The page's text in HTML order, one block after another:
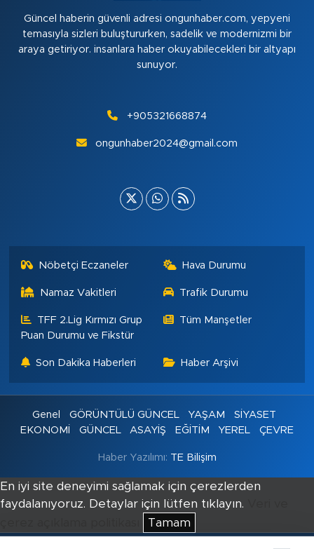
Güncel haberin güvenli adresi ongunhaber.com, yepyeni
temasıyla sizleri buluştururken, sadelik ve modernizmi bir
araya getiriyor. insanlara haber okuyabilecekleri bir altyapı
sunuyor.
+905321668874
ongunhaber2024@gmail.com
Nöbetçi Eczaneler Hava Durumu
Namaz Vakitleri Trafik Durumu
TFF 2.Lig Kırmızı Grup
Puan Durumu ve Fikstür
Tüm Manşetler
Son Dakika Haberleri Haber Arşivi
Genel GÖRÜNTÜLÜ GÜNCEL YAŞAM
SİYASET
EKONOMİ
GÜNCEL ASAYİŞ EĞİTİM YEREL ÇEVRE
Haber Yazılımı: TE Bilişim
En iyi site deneyimi sağlamak için çerezlerden
faydalanıyoruz. Detaylar için lütfen tıklayın.
Tamam